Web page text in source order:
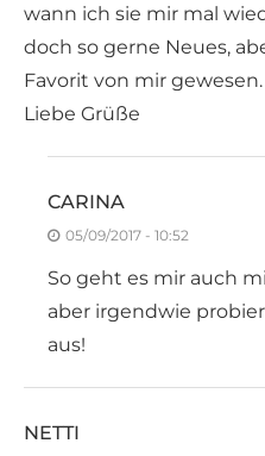
wann ich sie mir mal
doch so gerne Neues,
Favorit von mir gewesen.
Liebe Grüße
CARINA
05/09/2017 - 10:52
So geht es mir auch
aber irgendwie
aus!
NETTI